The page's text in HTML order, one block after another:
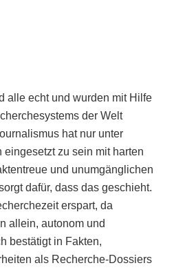
alle echt und wurden mit Hilfe
der Welt
hat nur unter
zu sein mit harten
und unumgänglichen
dafür, dass das geschieht.
erspart, da
allein, autonom und
bestätigt in Fakten,
als Recherche-Dossiers